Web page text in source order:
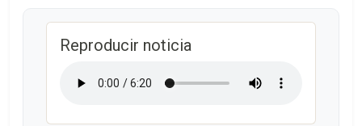
Reproducir noticia